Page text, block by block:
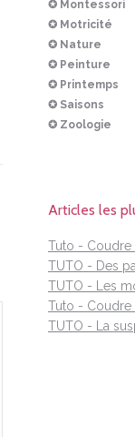
✪ Montessori
✪ Motricité
✪ Nature
✪ Peinture
✪ Printemps
✪ Saisons
✪ Zoologie
Articles les
Tuto - Coudre
TUTO - Des
TUTO - Les
Tuto - Coudre
TUTO - La